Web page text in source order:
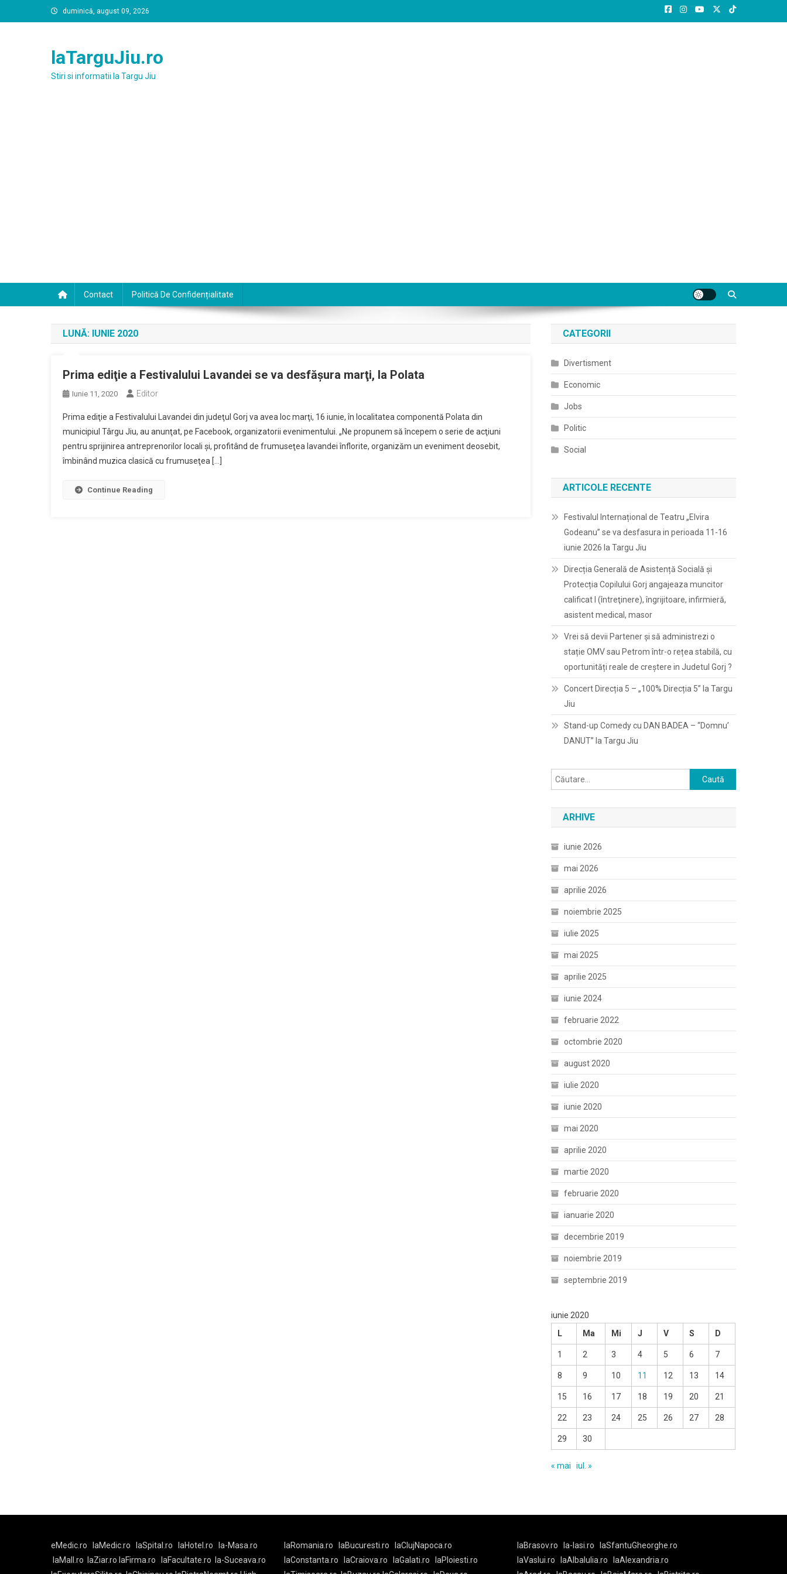
to
duminică, august 09, 2026
laTarguJiu.ro
Stiri si informatii la Targu Jiu
Contact Politică De Confidențialitate
LUNĂ: IUNIE 2020
Prima ediţie a Festivalului Lavandei se va desfăşura marţi, la Polata
Iunie 11, 2020 Editor
Prima ediţie a Festivalului Lavandei din judeţul Gorj va avea loc marţi, 16 iunie, în localitatea componentă Polata din
municipiul Târgu Jiu, au anunţat, pe Facebook, organizatorii evenimentului. „Ne propunem să începem o serie de acţiuni
pentru sprijinirea antreprenorilor locali şi, profitând de frumuseţea lavandei înflorite, organizăm un eveniment deosebit,
îmbinând muzica clasică cu frumuseţea […]
Continue Reading
CATEGORII
Divertisment
Economic
Jobs
Politic
Social
ARTICOLE RECENTE
Festivalul Internațional de Teatru „Elvira
Godeanu” se va desfasura in perioada 11-16
iunie 2026 la Targu Jiu
Direcția Generală de Asistență Socială și
Protecția Copilului Gorj angajeaza muncitor
calificat I (întreţinere), îngrijitoare, infirmieră,
asistent medical, masor
Vrei să devii Partener și să administrezi o
stație OMV sau Petrom într-o rețea stabilă, cu
oportunități reale de creștere in Judetul Gorj ?
Concert Direcția 5 – „100% Direcția 5” la Targu
Jiu
Stand-up Comedy cu DAN BADEA – “Domnu’
DANUT” la Targu Jiu
Caută
după:
ARHIVE
iunie 2026
mai 2026
aprilie 2026
noiembrie 2025
iulie 2025
mai 2025
aprilie 2025
iunie 2024
februarie 2022
octombrie 2020
august 2020
iulie 2020
iunie 2020
mai 2020
aprilie 2020
martie 2020
februarie 2020
ianuarie 2020
decembrie 2019
noiembrie 2019
septembrie 2019
iunie 2020
L
Ma Mi J V S D
1 2 3 4 5 6 7
8 9 10 11 12 13 14
15 16 17 18 19 20 21
22 23 24 25 26 27 28
29 30
« mai iul. »
eMedic.ro laMedic.ro laSpital.ro laHotel.ro
la-Masa.ro
laMall.ro
laZiar.ro laFirma.ro laFacultate.ro
la-Suceava.ro
laRomania.ro laBucuresti.ro
laClujNapoca.ro
laConstanta.ro
laCraiova.ro laGalati.ro
laPloiesti.ro
laBrasov.ro la-Iasi.ro
laSfantuGheorghe.ro
laVaslui.ro
laAlbaIulia.ro
laAlexandria.ro